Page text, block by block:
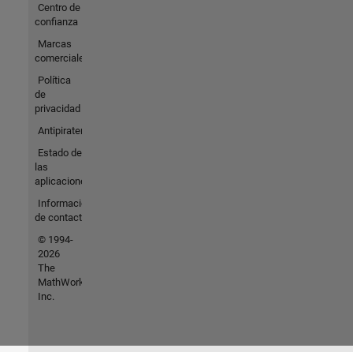
Centro de
confianza
Marcas
comerciales
Política
de
privacidad
Antipiratería
Estado de
las
aplicaciones
Información
de contacto
© 1994-
2026
The
MathWorks,
Inc.